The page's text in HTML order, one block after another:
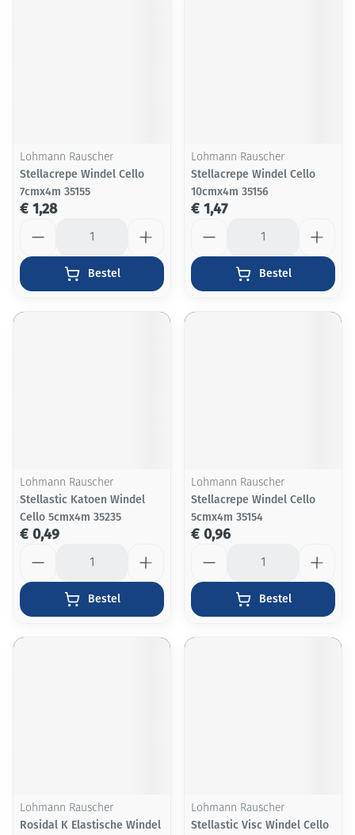
Lohmann Rauscher
Stellacrepe Windel Cello
7cmx4m 35155
€ 1,28
Bestel
Lohmann Rauscher
Stellacrepe Windel Cello
10cmx4m 35156
€ 1,47
Bestel
Lohmann Rauscher
Stellastic Katoen Windel
Cello 5cmx4m 35235
€ 0,49
Bestel
Lohmann Rauscher
Stellacrepe Windel Cello
5cmx4m 35154
€ 0,96
Bestel
Lohmann Rauscher
Rosidal K Elastische Windel
Lohmann Rauscher
Stellastic Visc Windel Cello